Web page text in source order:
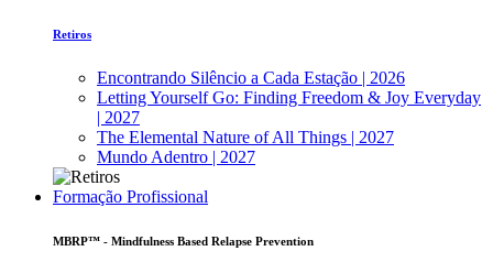
Retiros
Encontrando Silêncio a Cada Estação | 2026
Letting Yourself Go: Finding Freedom & Joy Everyday
| 2027
The Elemental Nature of All Things | 2027
Mundo Adentro | 2027
Formação Profissional
MBRP™ - Mindfulness Based Relapse Prevention